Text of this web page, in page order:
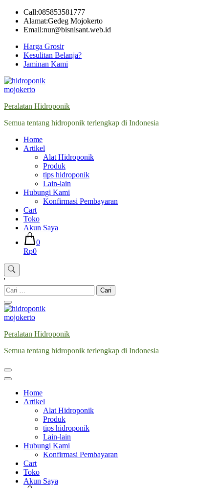
Skip
content
Call:085853581777
Alamat:Gedeg Mojokerto
Email:nur@bisnisant.web.id
Harga Grosir
Kesulitan Belanja?
Jaminan Kami
Peralatan Hidroponik
Semua tentang hidroponik terlengkap di Indonesia
Home
Artikel
Alat Hidroponik
Produk
tips hidroponik
Lain-lain
Hubungi Kami
Konfirmasi Pembayaran
Cart
Toko
Akun Saya
0
Rp0
'
Cari
untuk:
Peralatan Hidroponik
Semua tentang hidroponik terlengkap di Indonesia
Home
Artikel
Alat Hidroponik
Produk
tips hidroponik
Lain-lain
Hubungi Kami
Konfirmasi Pembayaran
Cart
Toko
Akun Saya